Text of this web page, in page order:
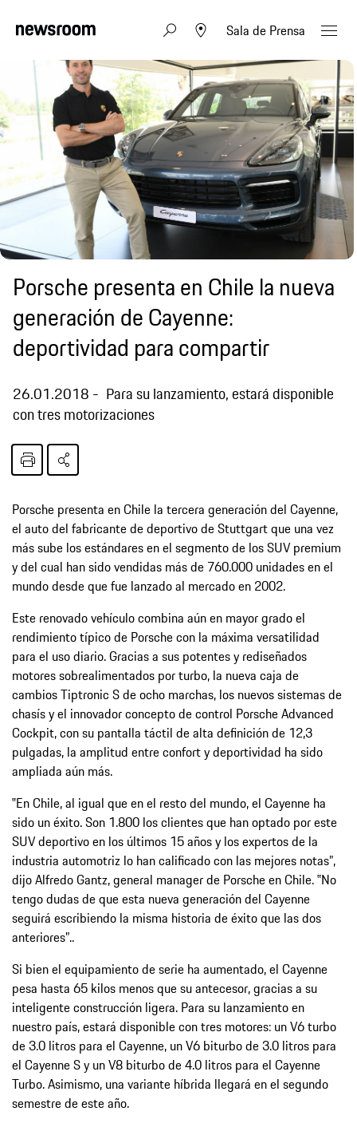
Sala de Prensa
Porsche presenta en Chile la nueva
generación de Cayenne:
deportividad para compartir
26.01.2018
Para su lanzamiento, estará disponible
con tres motorizaciones
Porsche presenta en Chile la tercera generación del Cayenne,
el auto del fabricante de deportivo de Stuttgart que una vez
más sube los estándares en el segmento de los SUV premium
y del cual han sido vendidas más de 760.000 unidades en el
mundo desde que fue lanzado al mercado en 2002.
Este renovado vehículo combina aún en mayor grado el
rendimiento típico de Porsche con la máxima versatilidad
para el uso diario. Gracias a sus potentes y rediseñados
motores sobrealimentados por turbo, la nueva caja de
cambios Tiptronic S de ocho marchas, los nuevos sistemas de
chasís y el innovador concepto de control Porsche Advanced
Cockpit, con su pantalla táctil de alta definición de 12,3
pulgadas, la amplitud entre confort y deportividad ha sido
ampliada aún más.
‟En Chile, al igual que en el resto del mundo, el Cayenne ha
sido un éxito. Son 1.800 los clientes que han optado por este
SUV deportivo en los últimos 15 años y los expertos de la
industria automotriz lo han calificado con las mejores notas”,
dijo Alfredo Gantz, general manager de Porsche en Chile. ‟No
tengo dudas de que esta nueva generación del Cayenne
seguirá escribiendo la misma historia de éxito que las dos
anteriores”..
Si bien el equipamiento de serie ha aumentado, el Cayenne
pesa hasta 65 kilos menos que su antecesor, gracias a su
inteligente construcción ligera. Para su lanzamiento en
nuestro país, estará disponible con tres motores: un V6 turbo
de 3.0 litros para el Cayenne, un V6 biturbo de 3.0 litros para
el Cayenne S y un V8 biturbo de 4.0 litros para el Cayenne
Turbo. Asimismo, una variante híbrida llegará en el segundo
semestre de este año.